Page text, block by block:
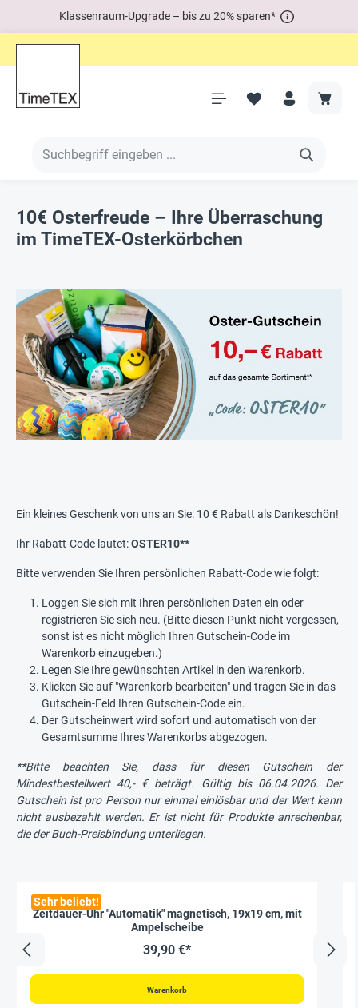
Klassenraum-Upgrade – bis zu 20% sparen*
10€ Osterfreude – Ihre Überraschung
im TimeTEX-Osterkörbchen
Ein kleines Geschenk von uns an Sie: 10 € Rabatt als Dankeschön!
Ihr Rabatt-Code lautet:OSTER10**
Bitte verwenden Sie Ihren persönlichen Rabatt-Code wie folgt:
Loggen Sie sich mit Ihren persönlichen Daten ein oder
registrieren Sie sich neu. (Bitte diesen Punkt nicht vergessen,
sonst ist es nicht möglich Ihren Gutschein-Code im
Warenkorb einzugeben.)
Legen Sie Ihre gewünschten Artikel in den Warenkorb.
Klicken Sie auf "Warenkorb bearbeiten" und tragen Sie in das
Gutschein-Feld Ihren Gutschein-Code ein.
Der Gutscheinwert wird sofort und automatisch von der
Gesamtsumme Ihres Warenkorbs abgezogen.
**Bitte beachten Sie, dass für diesen Gutschein der
Mindestbestellwert 40,- € beträgt. Gültig bis 06.04.2026. Der
Gutschein ist pro Person nur einmal einlösbar und der Wert kann
nicht ausbezahlt werden. Er ist nicht für Produkte anrechenbar,
die der Buch-Preisbindung unterliegen.
Sehr beliebt!
Zeitdauer-Uhr "Automatik" magnetisch, 19x19 cm, mit
Ampelscheibe
39,90 €*
Warenkorb